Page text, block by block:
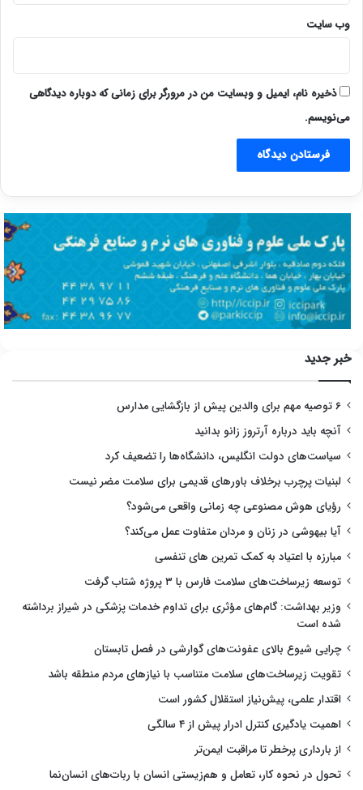
وب‌ سایت
ذخیره نام، ایمیل و وبسایت من در مرورگر برای زمانی که دوباره دیدگاهی
می‌نویسم.
خبر جدید
۶ توصیه مهم برای والدین پیش از بازگشایی مدارس
آنچه باید درباره آرتروز زانو بدانید
سیاست‌های دولت انگلیس، دانشگاه‌ها را تضعیف کرد
لبنیات پرچرب برخلاف باورهای قدیمی برای سلامت مضر نیست
رؤیای هوش مصنوعی چه زمانی واقعی می‌شود؟
آیا بیهوشی در زنان و مردان متفاوت عمل می‌کند؟
مبارزه با اعتیاد به کمک تمرین های تنفسی
توسعه زیرساخت‌های سلامت فارس با ۳ پروژه شتاب گرفت
وزیر بهداشت: گام‌های مؤثری برای تداوم خدمات پزشکی در شیراز برداشته
شده است
چرایی شیوع بالای عفونت‌های گوارشی در فصل تابستان
تقویت زیرساخت‌های سلامت متناسب با نیازهای مردم منطقه باشد
اقتدار علمی، پیش‌نیاز استقلال کشور است
اهمیت یادگیری کنترل ادرار پیش از ۴ سالگی
از بارداری پرخطر تا مراقبت ایمن‌تر
تحول در نحوه کار، تعامل و هم‌زیستی انسان با ربات‌های انسان‌نما